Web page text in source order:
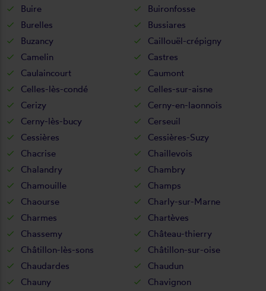
Buire
Buironfosse
Burelles
Bussiares
Buzancy
Caillouël-crépigny
Camelin
Castres
Caulaincourt
Caumont
Celles-lès-condé
Celles-sur-aisne
Cerizy
Cerny-en-laonnois
Cerny-lès-bucy
Cerseuil
Cessières
Cessières-Suzy
Chacrise
Chaillevois
Chalandry
Chambry
Chamouille
Champs
Chaourse
Charly-sur-Marne
Charmes
Chartèves
Chassemy
Château-thierry
Châtillon-lès-sons
Châtillon-sur-oise
Chaudardes
Chaudun
Chauny
Chavignon